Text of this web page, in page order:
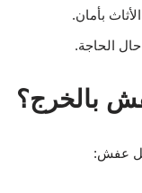
بأمان.
الحاجة.
بالخرج؟
عفش: